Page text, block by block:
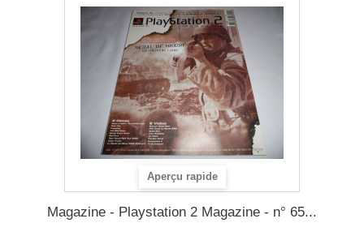
Aperçu rapide
Magazine - Playstation 2 Magazine - n° 65...